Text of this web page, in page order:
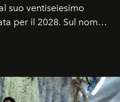
suo ventiseiesimo
per il 2028. Sul nome
l’eredità di Daniel
riserbo.